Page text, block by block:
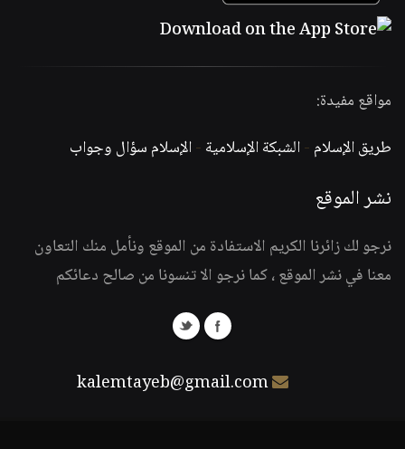
مواقع مفيدة:
طريق الإسلام -الشبكة الإسلامية -الإسلام سؤال وجواب
نشر الموقع
نرجو لك زائرنا الكريم الاستفادة من الموقع ونأمل منك التعاون
معنا في نشر الموقع ، كما نرجو الا تنسونا من صالح دعائكم
kalemtayeb@gmail.com